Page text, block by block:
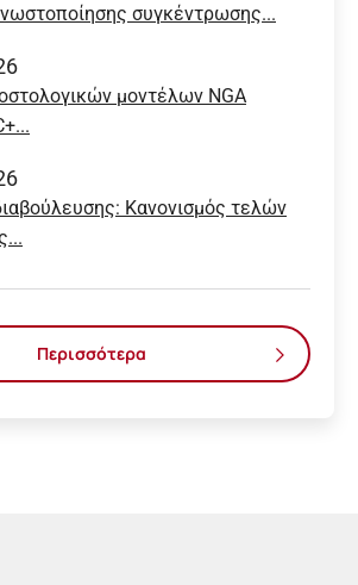
συγκέντρωσης...
μοντέλων NGA
Κανονισμός τελών
Περισσότερα